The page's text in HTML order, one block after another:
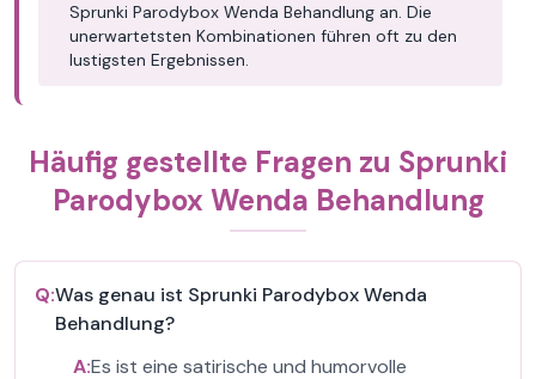
Sprunki Parodybox Wenda Behandlung an. Die
unerwartetsten Kombinationen führen oft zu den
lustigsten Ergebnissen.
Häufig gestellte Fragen zu Sprunki
Parodybox Wenda Behandlung
Q:Was genau ist Sprunki Parodybox Wenda
Behandlung?
A:Es ist eine satirische und humorvolle